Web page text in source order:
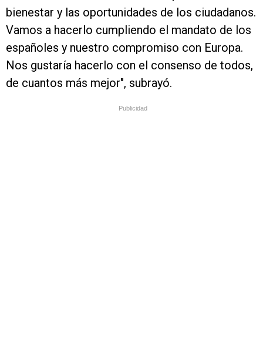
bienestar y las oportunidades de los ciudadanos.
Vamos a hacerlo cumpliendo el mandato de los
españoles y nuestro compromiso con Europa.
Nos gustaría hacerlo con el consenso de todos,
de cuantos más mejor", subrayó.
Publicidad